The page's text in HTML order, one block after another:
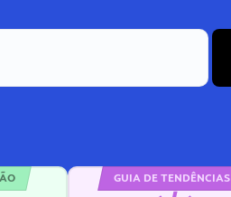
GUIA DE TENDÊNCIAS